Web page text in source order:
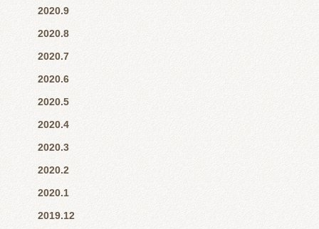
2020.9
2020.8
2020.7
2020.6
2020.5
2020.4
2020.3
2020.2
2020.1
2019.12